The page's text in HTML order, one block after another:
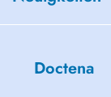
Doctena